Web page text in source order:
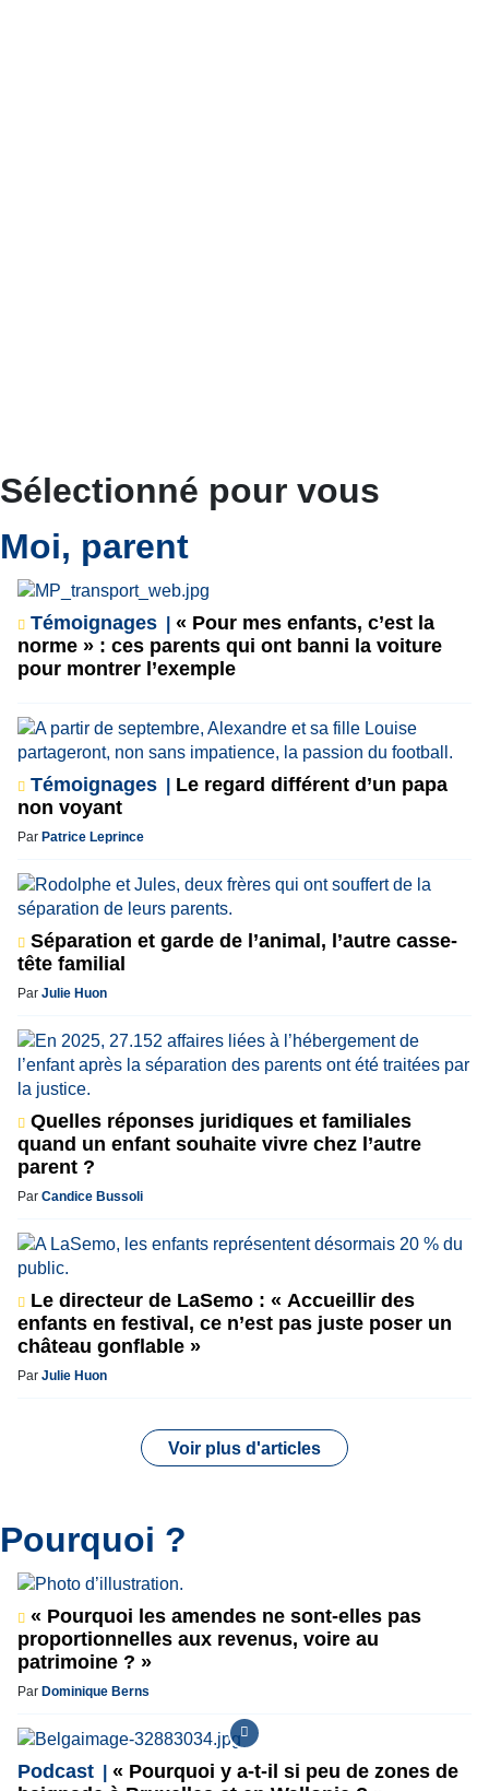
Sélectionné pour vous
Moi, parent
Témoignages
« Pour mes enfants, c’est la
norme » : ces parents qui ont banni la voiture
pour montrer l’exemple
Témoignages
Le regard différent d’un papa
non voyant
Par Patrice Leprince
Séparation et garde de l’animal, l’autre casse-
tête familial
Par Julie Huon
Quelles réponses juridiques et familiales
quand un enfant souhaite vivre chez l’autre
parent ?
Par Candice Bussoli
Le directeur de LaSemo : « Accueillir des
enfants en festival, ce n’est pas juste poser un
château gonflable »
Par Julie Huon
Voir plus d'articles
Pourquoi ?
« Pourquoi les amendes ne sont-elles pas
proportionnelles aux revenus, voire au
patrimoine ? »
Par Dominique Berns
Podcast
« Pourquoi y a-t-il si peu de zones de